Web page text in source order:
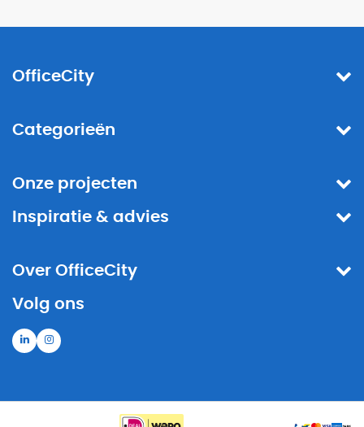
OfficeCity
Categorieën
Onze projecten
Inspiratie & advies
Over OfficeCity
Volg ons